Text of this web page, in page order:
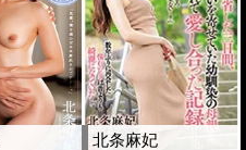
北条麻妃